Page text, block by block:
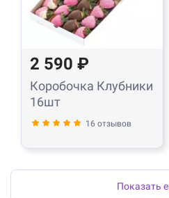
2 590 ₽
Коробочка Клубники
16шт
16 отзывов
Показать